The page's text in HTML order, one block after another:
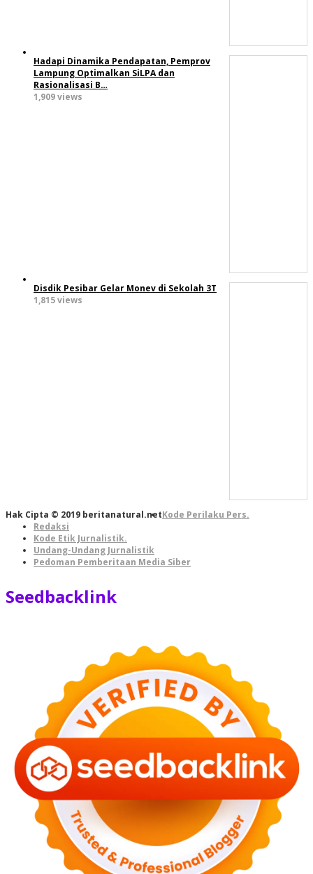
Hadapi Dinamika Pendapatan, Pemprov
Lampung Optimalkan SiLPA dan
Rasionalisasi B…
1,909 views
Disdik Pesibar Gelar Monev di Sekolah 3T
1,815 views
Hak Cipta © 2019 beritanatural.netKode Perilaku Pers.
Redaksi
Kode Etik Jurnalistik.
Undang-Undang Jurnalistik
Pedoman Pemberitaan Media Siber
Seedbacklink